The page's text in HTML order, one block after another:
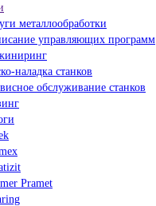
металлообработки
управляющих программ
наладка станков
обслуживание станков
Pramet